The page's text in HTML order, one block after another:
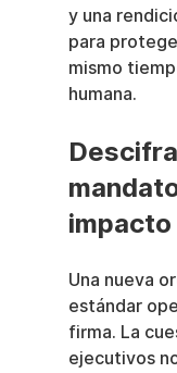
y una
para
mismo
humana.
impacto
Una nueva
estándar
firma. La
ejecutivos